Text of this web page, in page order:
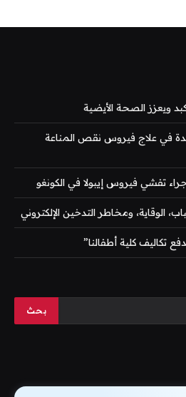
ويعزز الصحة الأيضية
في علاج فيروس نقص المناعة
الوقاية، ومخاطر التدخين الإلكتروني